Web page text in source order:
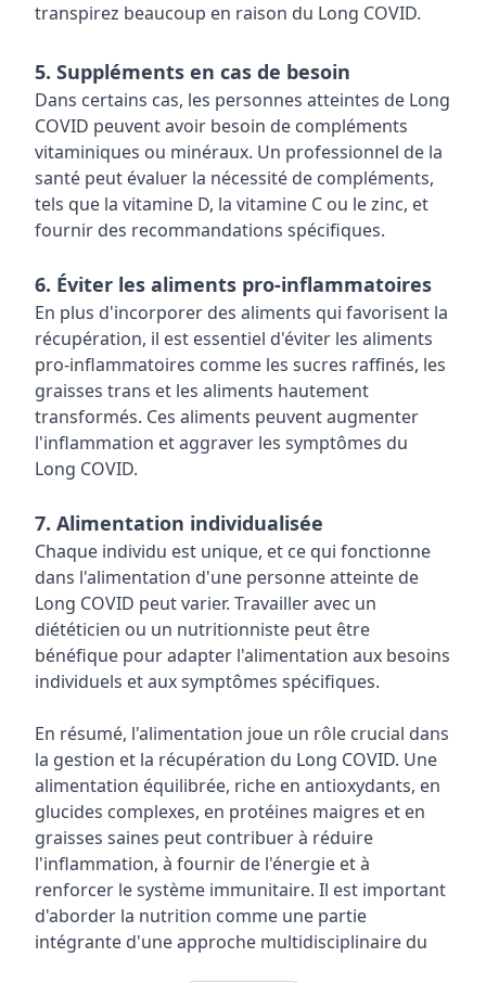
transpirez beaucoup en raison du Long COVID.
5. Suppléments en cas de besoin
Dans certains cas, les personnes atteintes de Long
COVID peuvent avoir besoin de compléments
vitaminiques ou minéraux. Un professionnel de la
santé peut évaluer la nécessité de compléments,
tels que la vitamine D, la vitamine C ou le zinc, et
fournir des recommandations spécifiques.
6. Éviter les aliments pro-inflammatoires
En plus d'incorporer des aliments qui favorisent la
récupération, il est essentiel d'éviter les aliments
pro-inflammatoires comme les sucres raffinés, les
graisses trans et les aliments hautement
transformés. Ces aliments peuvent augmenter
l'inflammation et aggraver les symptômes du
Long COVID.
7. Alimentation individualisée
Chaque individu est unique, et ce qui fonctionne
dans l'alimentation d'une personne atteinte de
Long COVID peut varier. Travailler avec un
diététicien ou un nutritionniste peut être
bénéfique pour adapter l'alimentation aux besoins
individuels et aux symptômes spécifiques.
En résumé, l'alimentation joue un rôle crucial dans
la gestion et la récupération du Long COVID. Une
alimentation équilibrée, riche en antioxydants, en
glucides complexes, en protéines maigres et en
graisses saines peut contribuer à réduire
l'inflammation, à fournir de l'énergie et à
renforcer le système immunitaire. Il est important
d'aborder la nutrition comme une partie
intégrante d'une approche multidisciplinaire du